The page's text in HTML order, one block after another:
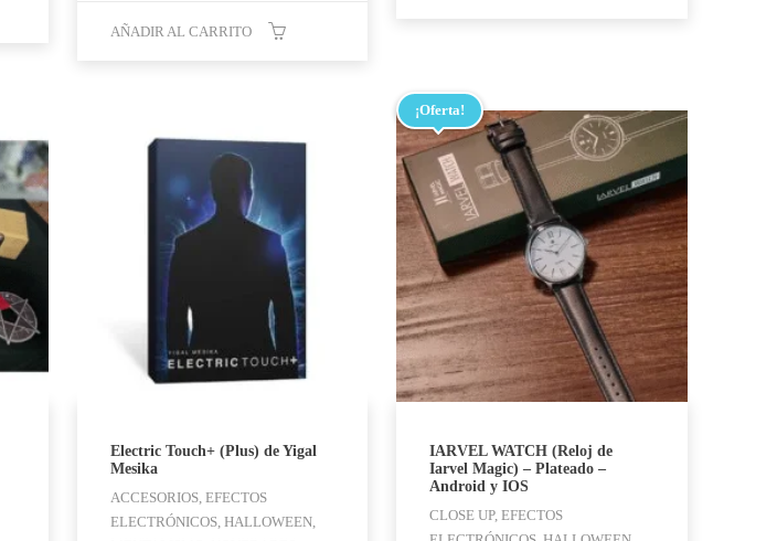
AÑADIR AL CARRITO
Electric Touch+ (Plus) de Yigal
Mesika
ACCESORIOS, EFECTOS
ELECTRÓNICOS, HALLOWEEN,
¡Oferta!
IARVEL WATCH (Reloj de
Iarvel Magic) – Plateado –
Android y IOS
CLOSE UP, EFECTOS